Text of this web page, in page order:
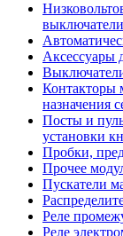
Аксессуары
Контакторы
назначения
Посты и
установки
Пробки,
Прочее
Пускатели
Реле
Реле